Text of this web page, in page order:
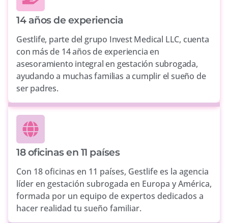
14 años de experiencia
Gestlife, parte del grupo Invest Medical LLC, cuenta
con más de 14 años de experiencia en
asesoramiento integral en gestación subrogada,
ayudando a muchas familias a cumplir el sueño de
ser padres.
18 oficinas en 11 países
Con 18 oficinas en 11 países, Gestlife es la agencia
líder en gestación subrogada en Europa y América,
formada por un equipo de expertos dedicados a
hacer realidad tu sueño familiar.